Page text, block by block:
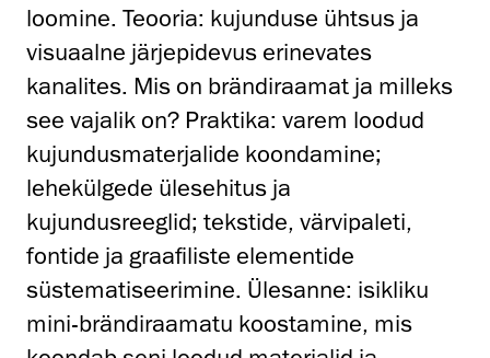
loomine. Teooria: kujunduse ühtsus ja
visuaalne järjepidevus erinevates
kanalites. Mis on brändiraamat ja milleks
see vajalik on? Praktika: varem loodud
kujundusmaterjalide koondamine;
lehekülgede ülesehitus ja
kujundusreeglid; tekstide, värvipaleti,
fontide ja graafiliste elementide
süstematiseerimine. Ülesanne: isikliku
mini-brändiraamatu koostamine, mis